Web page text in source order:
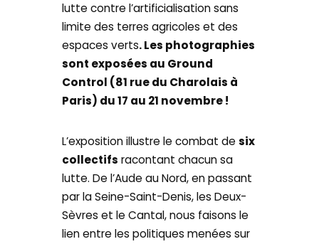
lutte contre l’artificialisation sans
limite des terres agricoles et des
espaces verts. Les photographies
sont exposées au Ground
Control (81 rue du Charolais à
Paris) du 17 au 21 novembre !
L’exposition illustre le combat desix
collectifs racontant chacun sa
lutte. De l’Aude au Nord, en passant
par la Seine-Saint-Denis, les Deux-
Sèvres et le Cantal, nous faisons le
lien entre les politiques menées sur